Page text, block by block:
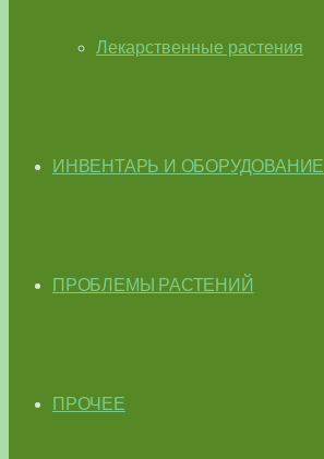
Лекарственные растения
ИНВЕНТАРЬ И ОБОРУДОВАНИЕ
ПРОБЛЕМЫ РАСТЕНИЙ
ПРОЧЕЕ